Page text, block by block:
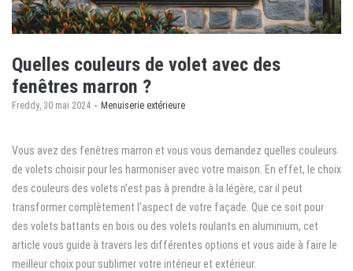
Quelles couleurs de volet avec des
fenêtres marron ?
by
Freddy 30 mai 2024 Menuiserie extérieure
Vous avez des fenêtres marron et vous vous demandez quelles couleurs
de volets choisir pour les harmoniser avec votre maison. En effet, le choix
des couleurs des volets n’est pas à prendre à la légère, car il peut
transformer complètement l’aspect de votre façade. Que ce soit pour
des volets battants en bois ou des volets roulants en aluminium, cet
article vous guide à travers les différentes options et vous aide à faire le
meilleur choix pour sublimer votre intérieur et extérieur.